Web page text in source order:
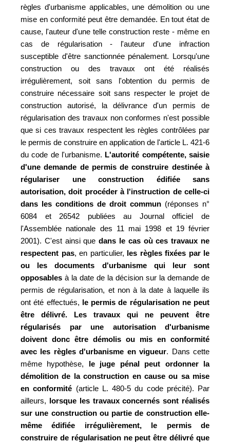
règles d'urbanisme applicables, une démolition ou une
mise en conformité peut être demandée. En tout état de
cause, l'auteur d'une telle construction reste - même en
cas de régularisation - l'auteur d'une infraction
susceptible d'être sanctionnée pénalement. Lorsqu'une
construction ou des travaux ont été réalisés
irrégulièrement, soit sans l'obtention du permis de
construire nécessaire soit sans respecter le projet de
construction autorisé, la délivrance d'un permis de
régularisation des travaux non conformes n'est possible
que si ces travaux respectent les règles contrôlées par
le permis de construire en application de l'article L. 421-6
du code de l'urbanisme. L'autorité compétente, saisie
d'une demande de permis de construire destinée à
régulariser une construction édifiée sans
autorisation, doit procéder à l'instruction de celle-ci
dans les conditions de droit commun (réponses n°
6084 et 26542 publiées au Journal officiel de
l'Assemblée nationale des 11 mai 1998 et 19 février
2001). C'est ainsi quedans le cas où ces travaux ne
respectent pas, en particulier, les règles fixées par le
ou les documents d'urbanisme qui leur sont
opposables à la date de la décision sur la demande de
permis de régularisation, et non à la date à laquelle ils
ont été effectués, le permis de régularisation ne peut
être délivré. Les travaux qui ne peuvent être
régularisés par une autorisation d'urbanisme
doivent donc être démolis ou mis en conformité
avec les règles d'urbanisme en vigueur. Dans cette
même hypothèse, le juge pénal peut ordonner la
démolition de la construction en cause ou sa mise
en conformité (article L. 480-5 du code précité). Par
ailleurs, lorsque les travaux concernés sont réalisés
sur une construction ou partie de construction elle-
même édifiée irrégulièrement, le permis de
construire de régularisation ne peut être délivré que